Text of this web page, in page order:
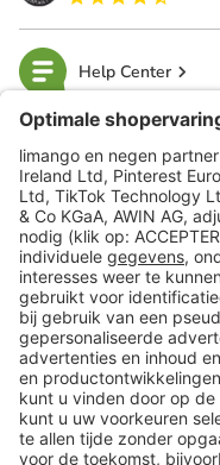
Help Center
limango
Veilig winkelen
Klantenservice
Shop
Acties